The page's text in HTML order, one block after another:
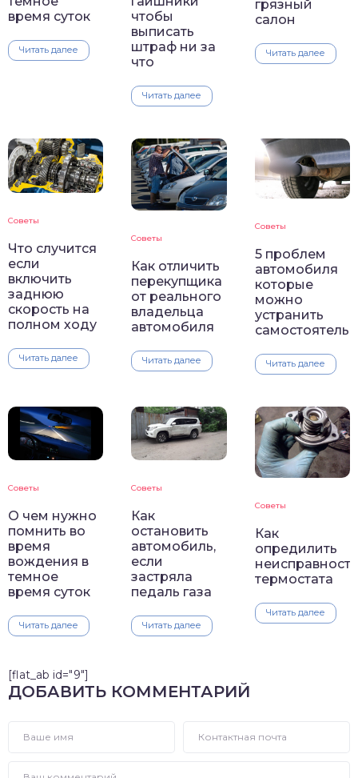
время суток
Читать далее
чтобы
выписать
штраф ни за
что
Читать далее
грязный
салон
Читать далее
Советы
Что случится
если
включить
заднюю
скорость на
полном ходу
Читать далее
Советы
Как отличить
перекупщика
от реального
владельца
автомобиля
Читать далее
Советы
5 проблем
автомобиля
которые
можно
устранить
Читать далее
Советы
О чем нужно
помнить во
время
вождения в
темное
время суток
Читать далее
Советы
Как
остановить
автомобиль,
если
застряла
педаль газа
Читать далее
Советы
Как
опредилить
термостата
Читать далее
[flat_ab id="9"]
ДОБАВИТЬ КОММЕНТАРИЙ